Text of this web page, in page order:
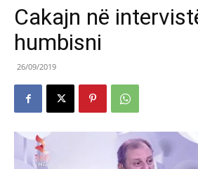
Cakajn në
humbisni
26/09/2019